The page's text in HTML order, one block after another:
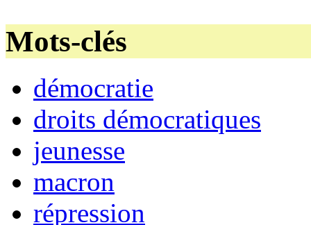
Mots-clés
démocratie
droits démocratiques
jeunesse
macron
répression